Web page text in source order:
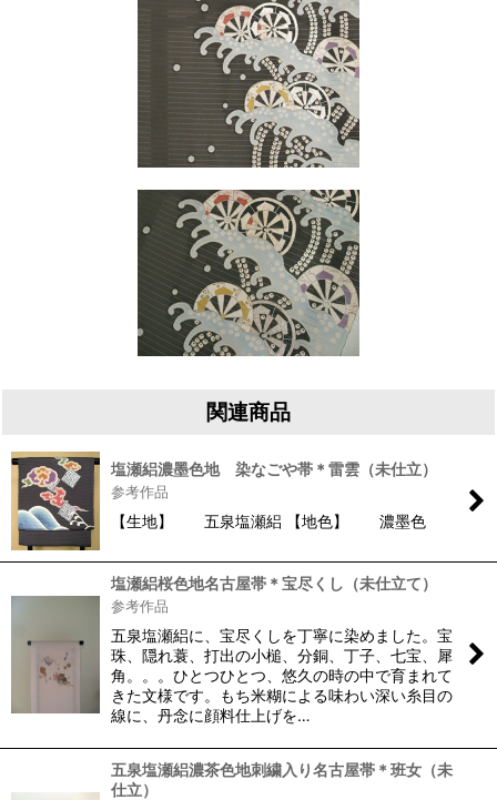
関連商品
塩瀬絽濃墨色地 染なごや帯＊雷雲（未仕立）
参考作品
【生地】 五泉塩瀬絽 【地色】 濃墨色
塩瀬絽桜色地名古屋帯＊宝尽くし（未仕立て）
参考作品
五泉塩瀬絽に、宝尽くしを丁寧に染めました。宝
珠、隠れ蓑、打出の小槌、分銅、丁子、七宝、犀
角。。。ひとつひとつ、悠久の時の中で育まれて
きた文様です。もち米糊による味わい深い糸目の
線に、丹念に顔料仕上げを…
五泉塩瀬絽濃茶色地刺繍入り名古屋帯＊班女（未
仕立）